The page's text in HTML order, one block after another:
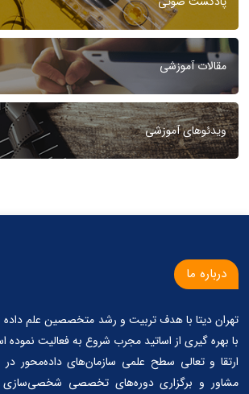
مقالات آموزشی
ویدئوهای آموزشی
درباره ما
تهران دیتا با هدف تربیت و رشد متخصصین علم
با بهره گیری از اساتید مجرب شروع به فعالیت نموده
ارتقا و تعالی سطح علمی سازمان‌های داده‌محور
مشاور و برگزاری دوره‌های تخصصی شخصی‌سازی